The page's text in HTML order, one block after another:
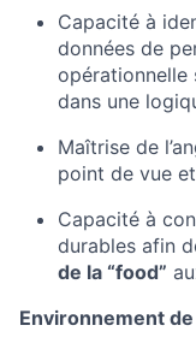
Capacité à
données de
opérationnelle
dans une
Maîtrise de
point de vue
Capacité à
durables afin
de la “food”
Environnement